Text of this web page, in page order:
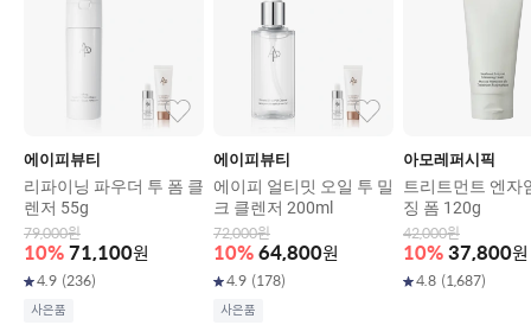
에이피뷰티
리파이닝 파우더 투 폼 클
렌저 55g
79,000원
10% 71,100원
4.9 (236)
사은품
에이피뷰티
에이피 얼티밋 오일 투 밀
크 클렌저 200ml
72,000원
10% 64,800원
4.9 (178)
사은품
아모레퍼시픽
트리트먼트 엔자
징 폼 120g
42,000원
10% 37,800원
4.8 (1,687)